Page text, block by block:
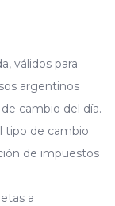
válidos para
argentinos
cambio del día.
tipo de cambio
de impuestos
a